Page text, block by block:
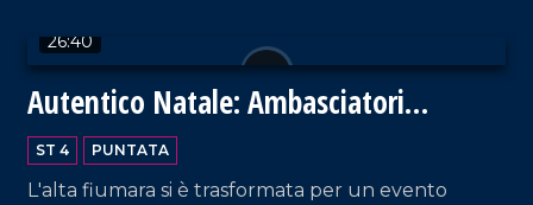
passato e futuro che ha uno sguardo rivolto verso
il progresso.
26:40
Autentico Natale: Ambasciatori
dell'Autismo
ST 4 PUNTATA
L'alta fiumara si è trasformata per un evento
VAI AL TITOLO